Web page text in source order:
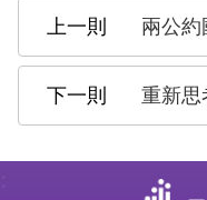
礙
鍵
兩公約
重新思考二二八－